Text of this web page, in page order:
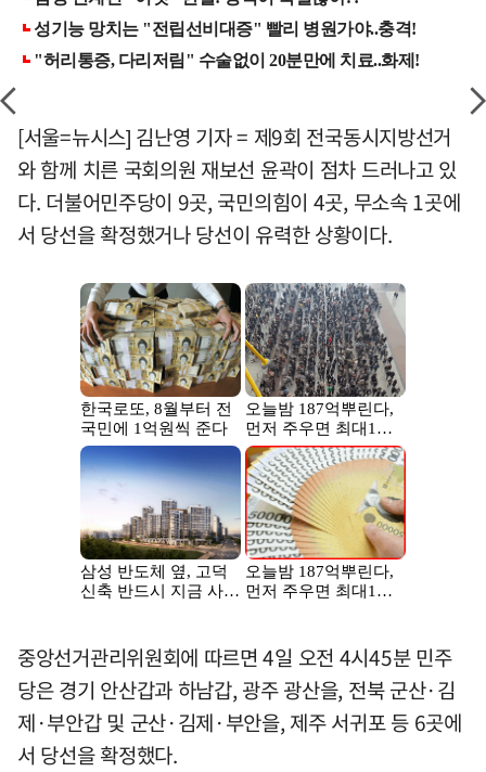
[서울=뉴시스] 김난영 기자 = 제9회 전국동시지방선거
와 함께 치른 국회의원 재보선 윤곽이 점차 드러나고 있
다. 더불어민주당이 9곳, 국민의힘이 4곳, 무소속 1곳에
서 당선을 확정했거나 당선이 유력한 상황이다.
중앙선거관리위원회에 따르면 4일 오전 4시45분 민주
당은 경기 안산갑과 하남갑, 광주 광산을, 전북 군산·김
제·부안갑 및 군산·김제·부안을, 제주 서귀포 등 6곳에
서 당선을 확정했다.